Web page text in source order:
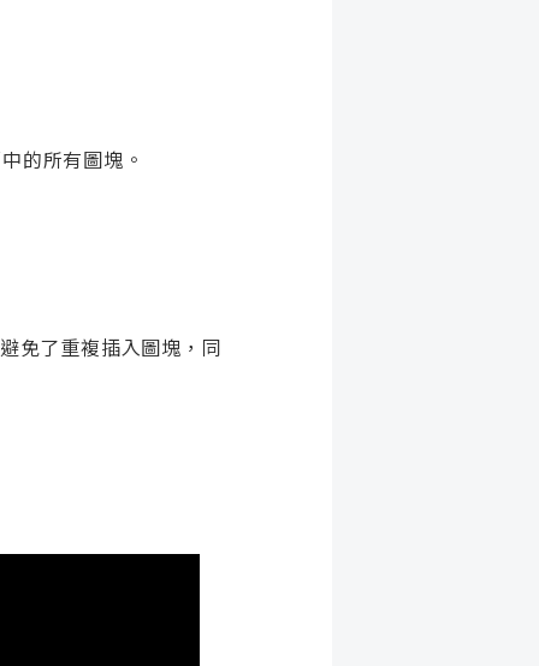
的所有圖塊。
免了重複插入圖塊，同